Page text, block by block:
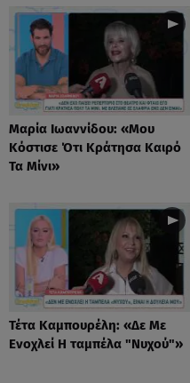
Μαρία Ιωαννίδου: «Μου
Κόστισε Ότι Κράτησα Καιρό
Τα Μίνι»
Τέτα Καμπουρέλη: «Δε Mε
Eνοχλεί H ταμπέλα "Νυχού"»